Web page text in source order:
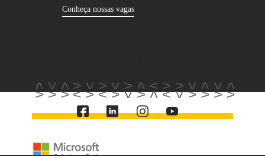
Conheça nossas vagas